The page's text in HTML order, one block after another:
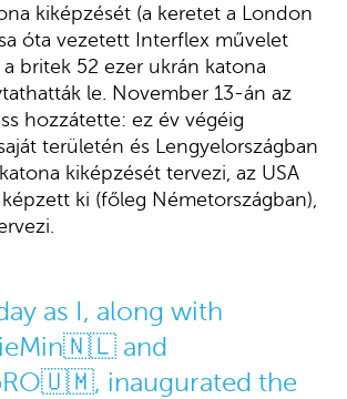
kiképzését (a keretet a London
óta vezetett Interflex művelet
britek 52 ezer ukrán katona
le. November 13-án az
hozzátette: ez év végéig
területén és Lengyelországban
kiképzését tervezi, az USA
ki (főleg Németországban),
as I, along with
🇳🇱 and
🇺🇲, inaugurated the